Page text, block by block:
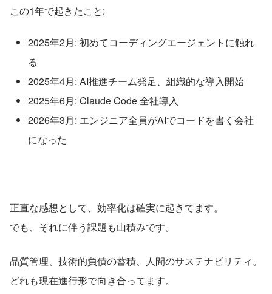
この1年で起きたこと:
2025年2月: 初めてコーディングエージェントに触れ
る
2025年4月: AI推進チーム発足、組織的な導入開始
2025年6月: Claude Code 全社導入
2026年3月: エンジニア全員がAIでコードを書く会社
になった
正直な感想として、効率化は確実に起きてます。
でも、それに伴う課題も山積みです。
品質管理、技術的負債の蓄積、人間のサステナビリティ。
どれも現在進行形で向き合ってます。